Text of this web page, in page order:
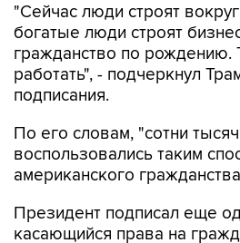
"Сейчас люди строят
богатые люди строят
гражданство по рождению.
работать", - подчеркнул
подписания.
По его словам, "сотни
воспользовались таким
американского
Президент подписал еще
касающийся права на